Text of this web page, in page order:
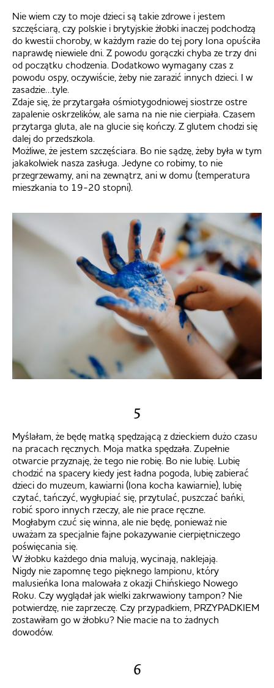
Nie wiem czy to moje dzieci są takie zdrowe i jestem
szczęściarą, czy polskie i brytyjskie żłobki inaczej podchodzą
do kwestii choroby, w każdym razie do tej pory Iona opuściła
naprawdę niewiele dni. Z powodu gorączki chyba ze trzy dni
od początku chodzenia. Dodatkowo wymagany czas z
powodu ospy, oczywiście, żeby nie zarazić innych dzieci. I w
zasadzie…tyle.
Zdaje się, że przytargała ośmiotygodniowej siostrze ostre
zapalenie oskrzelików, ale sama na nie nie cierpiała. Czasem
przytarga gluta, ale na glucie się kończy. Z glutem chodzi się
dalej do przedszkola.
Możliwe, że jestem szczęściara. Bo nie sądzę, żeby była w tym
jakakolwiek nasza zasługa. Jedyne co robimy, to nie
przegrzewamy, ani na zewnątrz, ani w domu (temperatura
mieszkania to 19-20 stopni).
5
Myślałam, że będę matką spędzającą z dzieckiem dużo czasu
na pracach ręcznych. Moja matka spędzała. Zupełnie
otwarcie przyznaję, że tego nie robię. Bo nie lubię. Lubię
chodzić na spacery kiedy jest ładna pogoda, lubię zabierać
dzieci do muzeum, kawiarni (Iona kocha kawiarnie), lubię
czytać, tańczyć, wygłupiać się, przytulać, puszczać bańki,
robić sporo innych rzeczy, ale nie prace ręczne.
Mogłabym czuć się winna, ale nie będę, ponieważ nie
uważam za specjalnie fajne pokazywanie cierpiętniczego
poświęcania się.
W żłobku każdego dnia malują, wycinają, naklejają.
Nigdy nie zapomnę tego pięknego lampionu, który
malusieńka Iona malowała z okazji Chińskiego Nowego
Roku. Czy wyglądał jak wielki zakrwawiony tampon? Nie
potwierdzę, nie zaprzeczę. Czy przypadkiem, PRZYPADKIEM
zostawiłam go w żłobku? Nie macie na to żadnych
dowodów.
6